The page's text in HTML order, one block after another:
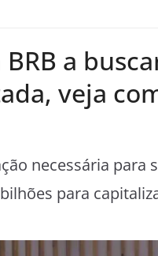
BRB a
veja
necessária para
para